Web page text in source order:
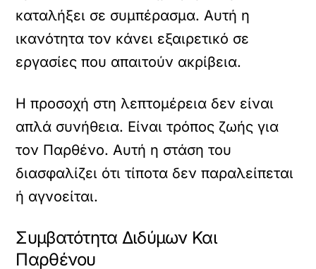
καταλήξει σε συμπέρασμα. Αυτή η
ικανότητα τον κάνει εξαιρετικό σε
εργασίες που απαιτούν ακρίβεια.
Η προσοχή στη λεπτομέρεια δεν είναι
απλά συνήθεια. Είναι τρόπος ζωής για
τον Παρθένο. Αυτή η στάση του
διασφαλίζει ότι τίποτα δεν παραλείπεται
ή αγνοείται.
Συμβατότητα Διδύμων Και
Παρθένου